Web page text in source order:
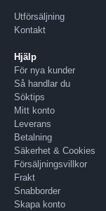
Utförsäljning
Kontakt
Hjälp
För nya kunder
Så handlar du
Söktips
Mitt konto
Leverans
Betalning
Säkerhet & Cookies
Försäljningsvillkor
Frakt
Snabborder
Skapa konto